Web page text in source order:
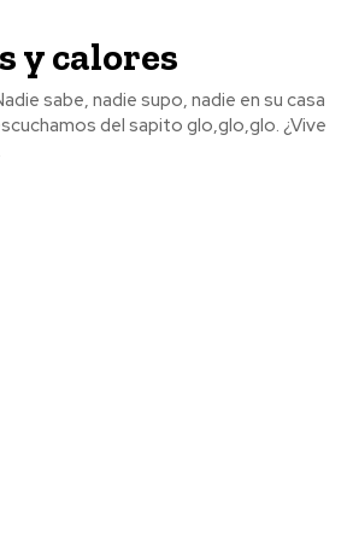
y calores
del sapito glo,glo,glo. ¿Vive